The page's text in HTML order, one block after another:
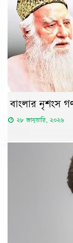
বাংলার নৃশংস
২৮ জানুয়ারি, ২০২৬